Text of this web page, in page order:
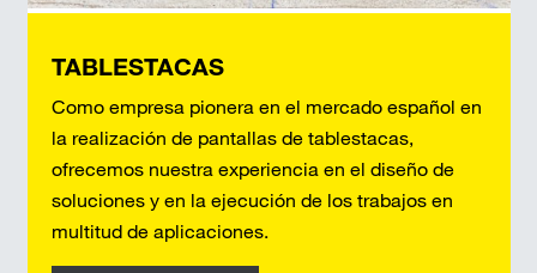
TABLESTACAS
Como empresa pionera en el mercado español en
la realización de pantallas de tablestacas,
ofrecemos nuestra experiencia en el diseño de
soluciones y en la ejecución de los trabajos en
multitud de aplicaciones.